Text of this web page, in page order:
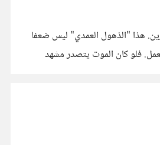
هذا "الذهول العمدي" ليس ضعفا
فلو كان الموت يتصدر مشهد